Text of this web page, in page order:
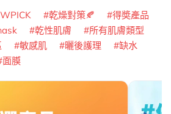
乾燥對策🍂
得奬產品
乾性肌膚
所有肌膚類型
敏感肌 曬後護理
缺水
面膜